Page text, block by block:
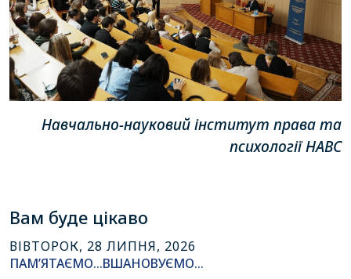
Навчально-науковий інститут права та
психології НАВС
Вам буде цікаво
ВІВТОРОК, 28 ЛИПНЯ, 2026
ПАМ’ЯТАЄМО…ВШАНОВУЄМО…